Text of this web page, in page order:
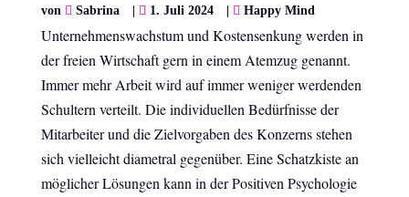
von Sabrina 1. Juli 2024 Happy Mind
Unternehmenswachstum und Kostensenkung werden in
der freien Wirtschaft gern in einem Atemzug genannt.
Immer mehr Arbeit wird auf immer weniger werdenden
Schultern verteilt. Die individuellen Bedürfnisse der
Mitarbeiter und die Zielvorgaben des Konzerns stehen
sich vielleicht diametral gegenüber. Eine Schatzkiste an
möglicher Lösungen kann in der Positiven Psychologie